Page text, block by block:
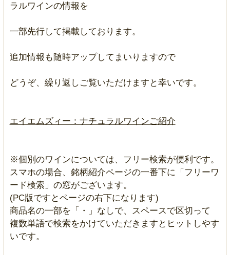
ラルワインの情報を
一部先行して掲載しております。
追加情報も随時アップしてまいりますので
どうぞ、繰り返しご覧いただけますと幸いです。
エイエムズィー：ナチュラルワインご紹介
※個別のワインについては、フリー検索が便利です。
スマホの場合、銘柄紹介ページの一番下に「フリーワ
ード検索」の窓がございます。
(PC版ですとページの右下になります)
商品名の一部を「・」なしで、スペースで区切って
複数単語で検索をかけていただきますとヒットしやす
いです。